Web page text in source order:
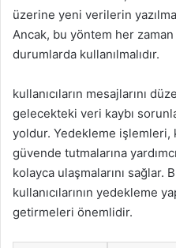
üzerine yeni verilerin
Ancak, bu yöntem her
durumlarda kullanılmalıdır.
kullanıcıların mesajlarını
gelecekteki veri kaybı
yoldur. Yedekleme işlemleri,
güvende tutmalarına
kolayca ulaşmalarını sağlar.
kullanıcılarının yedekleme
getirmeleri önemlidir.